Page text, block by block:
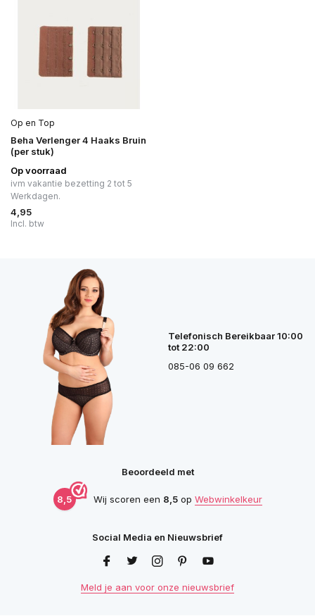
Op en Top
Beha Verlenger 4 Haaks Bruin
(per stuk)
Op voorraad
ivm vakantie bezetting 2 tot 5
Werkdagen.
4,95
Incl. btw
Telefonisch Bereikbaar 10:00
tot 22:00
085-06 09 662
Beoordeeld met
8,5 Wij scoren een 8,5op Webwinkelkeur
Social Media en Nieuwsbrief
Meld je aan voor onze nieuwsbrief